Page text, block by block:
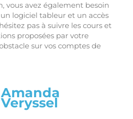
vous avez également besoin
logiciel tableur et un accès
pas à suivre les cours et
proposées par votre
sur vos comptes de
Amanda
Veryssel